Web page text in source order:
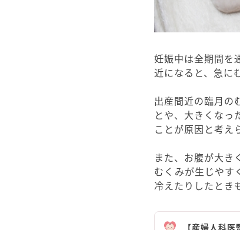
妊娠中は全期間を
近になると、急に
出産間近の臨月の
とや、大きくなっ
ことが原因と考え
また、お腹が大き
むくみが生じやす
冷えたりしたとき
【産婦人科